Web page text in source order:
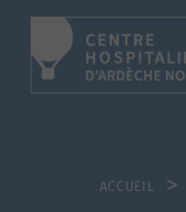
ACCUEIL